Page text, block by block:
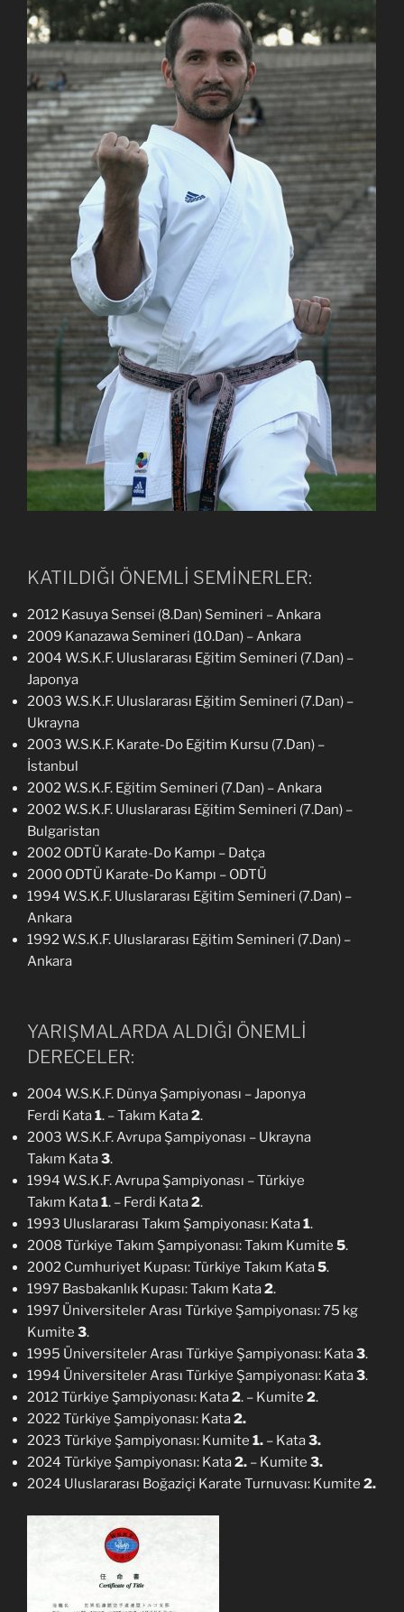
KATILDIĞI ÖNEMLİ SEMİNERLER:
2012 Kasuya Sensei (8.Dan) Semineri – Ankara
2009 Kanazawa Semineri (10.Dan) – Ankara
2004 W.S.K.F. Uluslararası Eğitim Semineri (7.Dan) –
Japonya
2003 W.S.K.F. Uluslararası Eğitim Semineri (7.Dan) –
Ukrayna
2003 W.S.K.F. Karate-Do Eğitim Kursu (7.Dan) –
İstanbul
2002 W.S.K.F. Eğitim Semineri (7.Dan) – Ankara
2002 W.S.K.F. Uluslararası Eğitim Semineri (7.Dan) –
Bulgaristan
2002 ODTÜ Karate-Do Kampı – Datça
2000 ODTÜ Karate-Do Kampı – ODTÜ
1994 W.S.K.F. Uluslararası Eğitim Semineri (7.Dan) –
Ankara
1992 W.S.K.F. Uluslararası Eğitim Semineri (7.Dan) –
Ankara
YARIŞMALARDA ALDIĞI ÖNEMLİ
DERECELER:
2004 W.S.K.F. Dünya Şampiyonası – Japonya
Ferdi Kata1. – Takım Kata2.
2003 W.S.K.F. Avrupa Şampiyonası – Ukrayna
Takım Kata3.
1994 W.S.K.F. Avrupa Şampiyonası – Türkiye
Takım Kata1. – Ferdi Kata2.
1993 Uluslararası Takım Şampiyonası: Kata1.
2008 Türkiye Takım Şampiyonası: Takım Kumite 5.
2002 Cumhuriyet Kupası: Türkiye Takım Kata5.
1997 Basbakanlık Kupası: Takım Kata2.
1997 Üniversiteler Arası Türkiye Şampiyonası: 75 kg
Kumite 3.
1995 Üniversiteler Arası Türkiye Şampiyonası: Kata3.
1994 Üniversiteler Arası Türkiye Şampiyonası: Kata3.
2012 Türkiye Şampiyonası: Kata2. – Kumite 2.
2022 Türkiye Şampiyonası: Kata2.
2023 Türkiye Şampiyonası: Kumite 1. – Kata3.
2024 Türkiye Şampiyonası: Kata2. – Kumite 3.
2024 Uluslararası Boğaziçi Karate Turnuvası: Kumite 2.